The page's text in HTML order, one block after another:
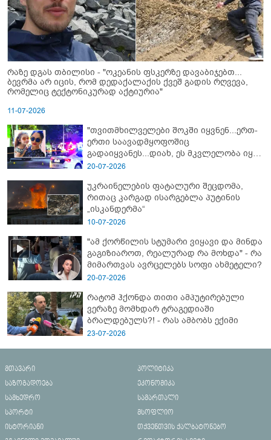
რაზე დგას თბილისი - "ოკეანის ფსკერზე დავაბიჯებთ...
ბევრმა არ იცის, რომ დედაქალაქის ქვეშ გადის რღვევა,
რომელიც ტექტონიკურად აქტიურია"
11-07-2026
"თვითმხილველები შოკში იყვნენ...ერთ-
ერთი საავადმყოფოშიც
გადაიყვანეს...დიახ, ეს მკვლელობა იყო"
- გორში დატრიალებული ტრაგედიის
20-07-2026
უკრაინელების ფატალური შეცდომა,
რითაც კარგად ისარგებლა პუტინის
„ისკანდერმა“
10-07-2026
"ამ ქორწილის სტუმარი ვიყავი და მინდა
გაგიზიაროთ, რეალურად რა მოხდა" - რა
მიმართვას ავრცელებს სოფი ახმეტელი?
20-07-2026
რატომ ჰქონდა თითი ამპუტირებული
ვერაზე მომხდარ ტრაგედიაში
ბრალდებულს?! - რას ამბობს ექიმი
23-07-2026
მთავარი
პოლიტიკა
საზოგადოება
ეკონომიკა
სამხედრო
სამართალი
სპორტი
მსოფლიო
ისტორიანი
თქვენთვის ქალბატონებო